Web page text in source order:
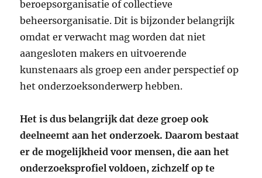
beroepsorganisatie of collectieve
beheersorganisatie. Dit is bijzonder belangrijk
omdat er verwacht mag worden dat niet
aangesloten makers en uitvoerende
kunstenaars als groep een ander perspectief op
het onderzoeksonderwerp hebben.
Het is dus belangrijk dat deze groep ook
deelneemt aan het onderzoek. Daarom bestaat
er de mogelijkheid voor mensen, die aan het
onderzoeksprofiel voldoen, zichzelf op te